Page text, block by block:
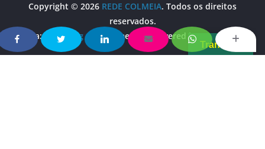
Copyright © 2026 REDE COLMEIA. Todos os direitos
reservados.
Tema:ColorMagpor ThemeGrill. Powered by WordPress
Translate